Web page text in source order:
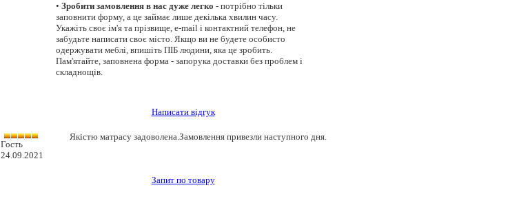
• Зробити замовлення в нас дуже легко - потрібно тільки
заповнити форму, а це займає лише декілька хвилин часу.
Укажіть своє ім'я та прізвище, e-mail і контактний телефон, не
забудьте написати своє місто. Якщо ви не будете особисто
одержувати меблі, впишіть ПІБ людини, яка це зробить.
Пам'ятайте, заповнена форма - запорука доставки без проблем і
складнощів.
Написати відгук
Гость
24.09.2021
Якістю матрасу задоволена.Замовлення привезли наступного дня.
Запит по товару